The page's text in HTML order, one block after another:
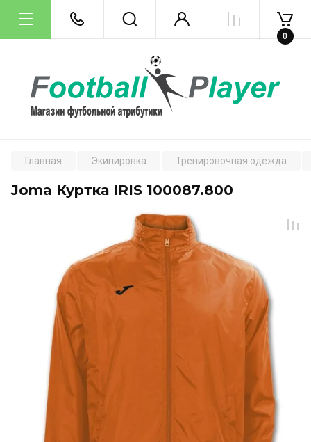
0
Главная Экипировка Тренировочная одежда
Joma Куртка IRIS 100087.800